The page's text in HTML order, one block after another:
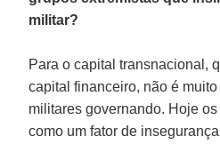
militar?
Para o capital transnacional,
capital financeiro, não é
militares governando. Hoje
como um fator de